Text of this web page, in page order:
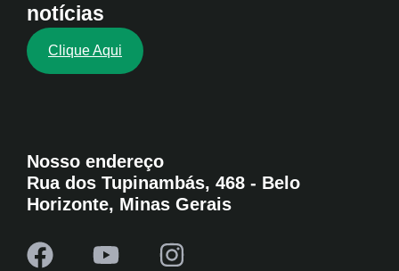
notícias
Clique Aqui
Nosso endereço
Rua dos Tupinambás, 468 - Belo
Horizonte, Minas Gerais